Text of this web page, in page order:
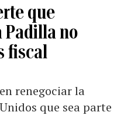
que
Padilla no
fiscal
renegociar la
que sea parte